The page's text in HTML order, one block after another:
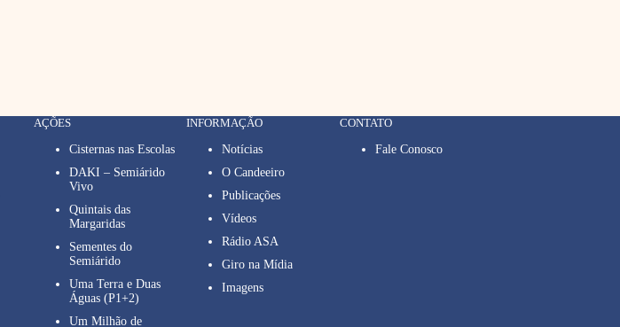
AÇÕES
Cisternas nas Escolas
DAKI – Semiárido
Vivo
Quintais das
Margaridas
Sementes do
Semiárido
Uma Terra e Duas
Águas (P1+2)
Um Milhão de
INFORMAÇÃO
Notícias
O Candeeiro
Publicações
Vídeos
Rádio ASA
Giro na Mídia
Imagens
CONTATO
Fale Conosco